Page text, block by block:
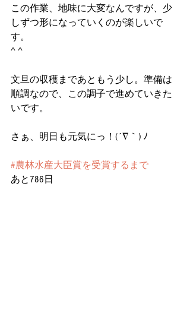
この作業、地味に大変なんですが、少
しずつ形になっていくのが楽しいで
す。
^ ^
文旦の収穫まであともう少し。準備は
順調なので、この調子で進めていきた
いです。
さぁ、明日も元気にっ！(´∇｀) ﾉ
#農林水産大臣賞を受賞するまで
あと786日